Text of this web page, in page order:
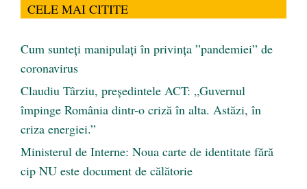
CELE MAI CITITE
Cum sunteți manipulați în privința ”pandemiei” de
coronavirus
Claudiu Târziu, președintele ACT: „Guvernul
împinge România dintr-o criză în alta. Astăzi, în
criza energiei.”
Ministerul de Interne: Noua carte de identitate fără
cip NU este document de călătorie